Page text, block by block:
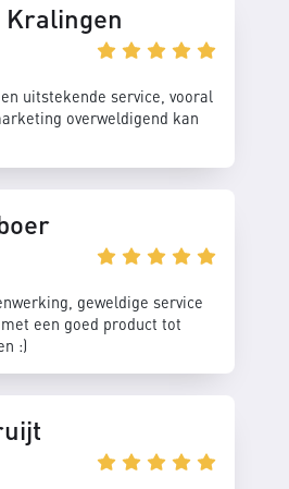
Kralingen
uitstekende service, vooral
overweldigend kan
geweldige service
een goed product tot
:)